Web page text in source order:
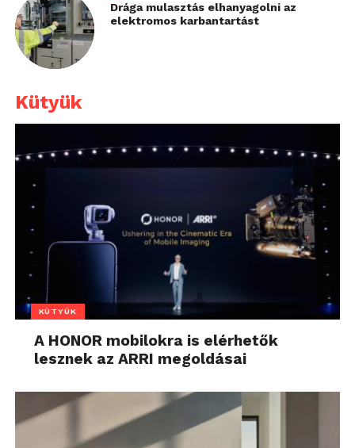
Drága mulasztás elhanyagolni az
elektromos karbantartást
Kütyük
KÜTYÜK
A HONOR mobilokra is elérhetők
lesznek az ARRI megoldásai